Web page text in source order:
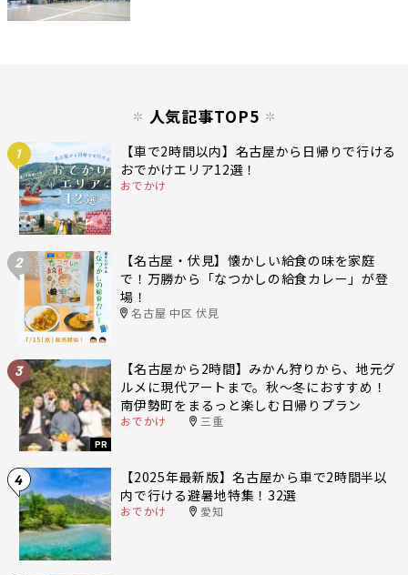
人気記事TOP5
1
【車で2時間以内】名古屋から日帰りで行ける
おでかけエリア12選！
おでかけ
2
【名古屋・伏見】懐かしい給食の味を家庭
で！万勝から「なつかしの給食カレー」が登
場！
名古屋 中区 伏見
3
PR
【名古屋から2時間】みかん狩りから、地元グ
ルメに現代アートまで。秋〜冬におすすめ！
南伊勢町をまるっと楽しむ日帰りプラン
おでかけ 三重
4
【2025年最新版】名古屋から車で2時間半以
内で行ける避暑地特集！32選
おでかけ 愛知